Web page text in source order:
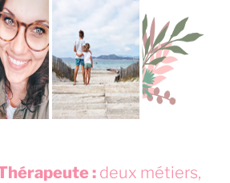
: deux métiers,